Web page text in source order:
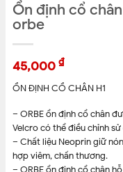
Ổn định cổ
orbe
45,000 ₫
ỔN ĐỊNH CỔ CHÂN H1
– ORBE ổn định cổ chân
Velcro có thể điều chỉnh
– Chất liệu Neoprin giữ
hợp viêm, chấn thương.